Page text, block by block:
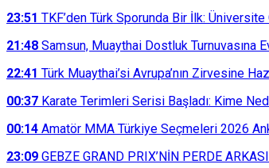
23:51 TKF’den Türk Sporunda Bir İlk:
21:48 Samsun, Muaythai Dostluk Turnuvasına
22:41 Türk Muaythai’si Avrupa’nın Zirvesine
00:37 Karate Terimleri Serisi Başladı: Kime
00:14 Amatör MMA Türkiye Seçmeleri 2026
23:09 GEBZE GRAND PRIX’NİN PERDE